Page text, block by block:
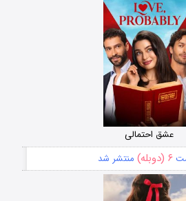
عشق احتمالی
۶ (دوبله) منتشر شد